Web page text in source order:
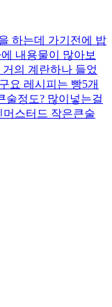
하는데 가기전에 밥
내용물이 많아보
의 계란하나 들었
요 레시피는 빵5개
술정도? 많이넣는걸
스터드 작은큰술